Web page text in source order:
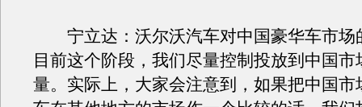
宁立达：沃尔沃汽车对中国豪华车市场
目前这个阶段，我们尽量控制投放到中国市
量。实际上，大家会注意到，如果把中国市